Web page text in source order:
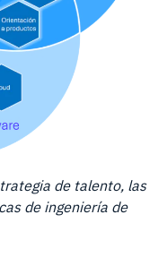
de talento, las
de ingeniería de